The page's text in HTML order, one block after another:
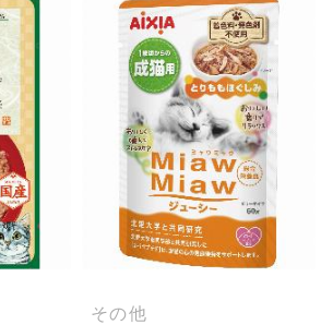
その他